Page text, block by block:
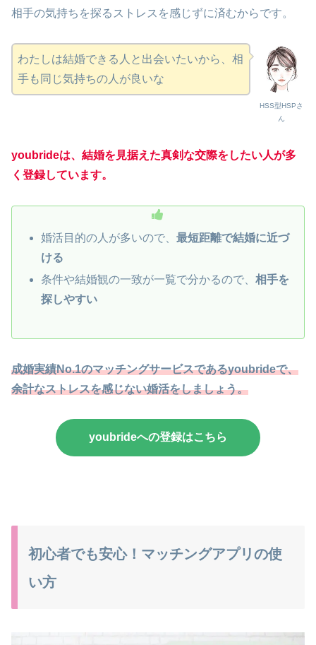
相手の気持ちを探るストレスを感じずに済むからです。
HSS型HSPさ
ん
わたしは結婚できる人と出会いたいから、相
手も同じ気持ちの人が良いな
youbrideは、結婚を見据えた真剣な交際をしたい人が多
く登録しています。
婚活目的の人が多いので、最短距離で結婚に近づ
ける
条件や結婚観の一致が一覧で分かるので、相手を
探しやすい
成婚実績No.1のマッチングサービスであるyoubrideで、
余計なストレスを感じない婚活をしましょう。
youbrideへの登録はこちら
初心者でも安心！マッチングアプリの使
い方